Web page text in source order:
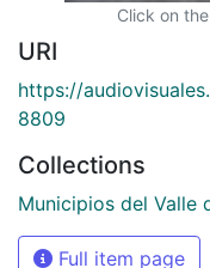
Click on
URI
https://
8809
Collections
Municipios del Valle
Full item page